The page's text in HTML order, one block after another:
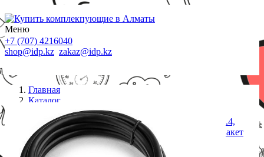
Меню
+7 (707) 4216040
shop@idp.kz zakaz@idp.kz
Главная
Каталог
Кабель HDMI Cablexpert CC-HDMI4L-6, 1.8м, v1.4,
19M/19M, серия Light, черный, позол.разъ, экр, пакет